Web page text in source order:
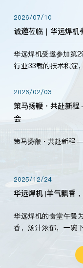
标准，持之以恒研发
海内外客户为目睹公
2026/07/10
诚邀莅临｜华远焊
华远焊机受邀参加第
行业33载的技术积淀
2026/02/03
策马扬鞭・共赴新
会
策马扬鞭・共赴新程
2025/12/24
华远焊机 |羊气飘香
华远焊机的食堂午餐
香，汤汁浓郁，一碗